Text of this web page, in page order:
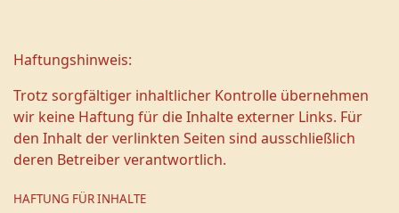
Haftungshinweis:
Trotz sorgfältiger inhaltlicher Kontrolle übernehmen
wir keine Haftung für die Inhalte externer Links. Für
den Inhalt der verlinkten Seiten sind ausschließlich
deren Betreiber verantwortlich.
HAFTUNG FÜR INHALTE